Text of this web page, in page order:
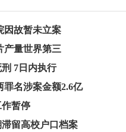
因故暂未立案
产量世界第三
7日内执行
罪名涉案金额2.6亿
暂停
留高校户口档案